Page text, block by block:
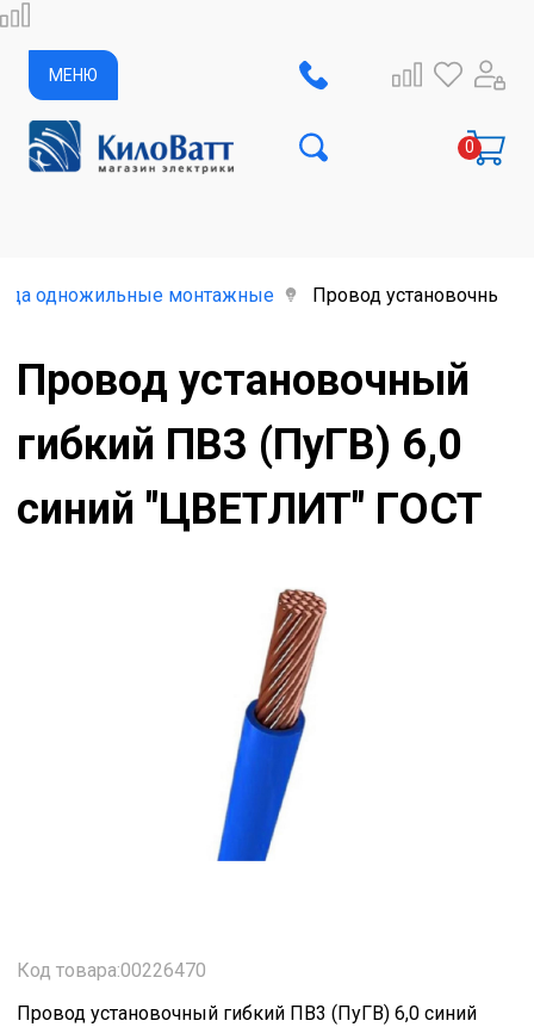
МЕНЮ
одножильные монтажные Провод установочный
Провод установочный
гибкий ПВ3 (ПуГВ) 6,0
синий "ЦВЕТЛИТ" ГОСТ
Код товара:00226470
Провод установочный гибкий ПВ3 (ПуГВ) 6,0 синий